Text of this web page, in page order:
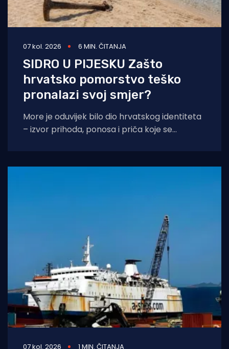
07 kol. 2026 6 MIN. ČITANJA
SIDRO U PIJESKU Zašto
hrvatsko pomorstvo teško
pronalazi svoj smjer?
More je oduvijek bilo dio hrvatskog identiteta
– izvor prihoda, ponosa i priča koje se
07 kol. 2026 1 MIN. ČITANJA